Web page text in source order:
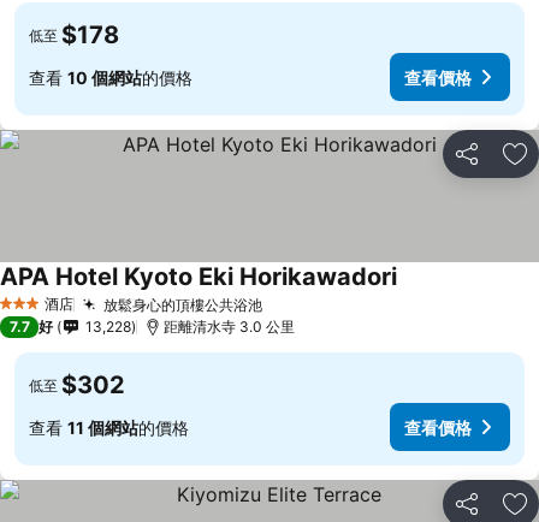
低至 $178
查看 10 個網站的價格 查看價格
分享 放
3 星級 酒店 放鬆身心的頂樓公共浴池
APA Hotel Kyoto Eki Horikawadori
7.7 好 13,228 距離清水寺 3.0 公里
低至 $302
查看 11 個網站的價格 查看價格
分享 放